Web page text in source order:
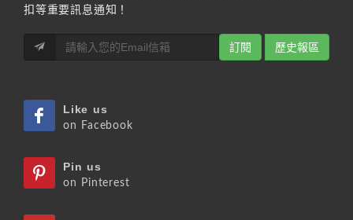
扣等重要訊息通知！
訂閱 歷史報區
Like us
on Facebook
Pin us
on Pinterest